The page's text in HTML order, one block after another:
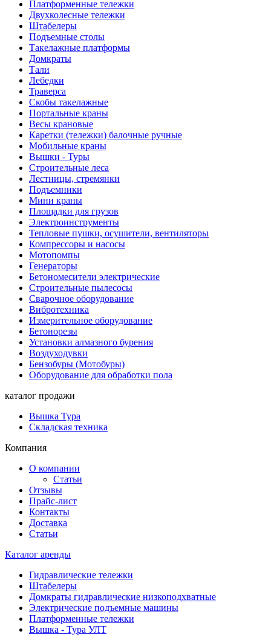
Платформенные тележки
Двухколесные тележки
Штабелеры
Подъемные столы
Такелажные платформы
Домкраты
Тали
Лебедки
Траверса
Скобы такелажные
Портальные краны
Весы крановые
Каретки (тележки) балочные ручные
Мобильные краны
Вышки - Туры
Строительные леса
Лестницы, стремянки
Подъемники
Мини краны
Площадки для грузов
Электроинструменты
Тепловые пушки, осушители, вентиляторы
Компрессоры и насосы
Мотопомпы
Генераторы
Бетономесители электрические
Строительные пылесосы
Сварочное оборудование
Вибротехника
Измерительное оборудование
Бетонорезы
Установки алмазного бурения
Воздуходувки
Бензобуры (Мотобуры)
Оборудование для обработки пола
каталог продажи
Вышка Тура
Складская техника
Компания
О компании
Статьи
Отзывы
Прайс-лист
Контакты
Доставка
Статьи
Каталог аренды
Гидравлические тележки
Штабелеры
Домкраты гидравлические низкоподхватные
Электрические подъемные машины
Платформенные тележки
Вышка - Тура УЛТ